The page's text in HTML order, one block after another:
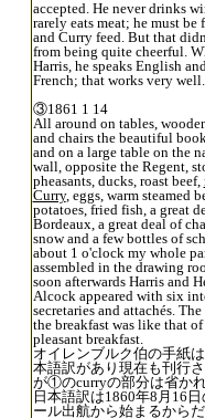
accepted. He never drinks
rarely eats meat; he must be
and Curry feed. But that
from being quite cheerful.
Harris, he speaks English
French; that works very well.
③1861 1 14
All around on tables,
and chairs the beautiful
and on a large table on the
wall, opposite the Regent,
pheasants, ducks, roast beef,
Curry, eggs, warm steamed
potatoes, fried fish, a great
Bordeaux, a great deal of
snow and a few bottles of
about 1 o'clock my whole
assembled in the drawing
soon afterwards Harris and
Alcock appeared with six
secretaries and attachés.
the breakfast was like that
pleasant breakfast.
オイレンブルク伯の手紙
本語訳があり現在も刊行
が①のcurryの部分は省か
日本語訳は1860年8月16
ール出航から始まるから